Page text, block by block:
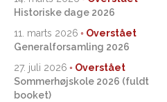
Historiske dage 2026
11. marts 2026
Generalforsamling 2026
27. juli 2026
Sommerhøjskole 2026 (fuldt
booket)